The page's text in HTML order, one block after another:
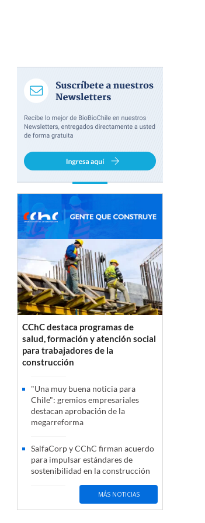
CChC destaca programas de
salud, formación y atención social
para trabajadores de la
construcción
"Una muy buena noticia para
Chile": gremios empresariales
destacan aprobación de la
megarreforma
SalfaCorp y CChC firman acuerdo
para impulsar estándares de
sostenibilidad en la construcción
MÁS NOTICIAS